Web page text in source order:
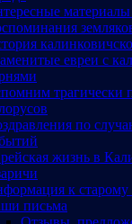
евреи с
трагически
по
жизнь в
к старому
письма